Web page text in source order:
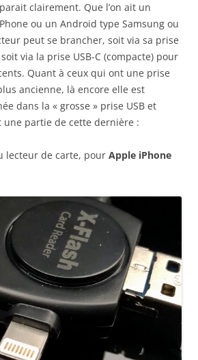
clairement. Que l’on ait un
ou un Android type Samsung ou
peut se brancher, soit via sa prise
via la prise USB-C (compacte) pour
Quant à ceux qui ont une prise
ancienne, là encore elle est
dans la « grosse » prise USB et
une partie de cette dernière :
lecteur de carte, pour Apple iPhone